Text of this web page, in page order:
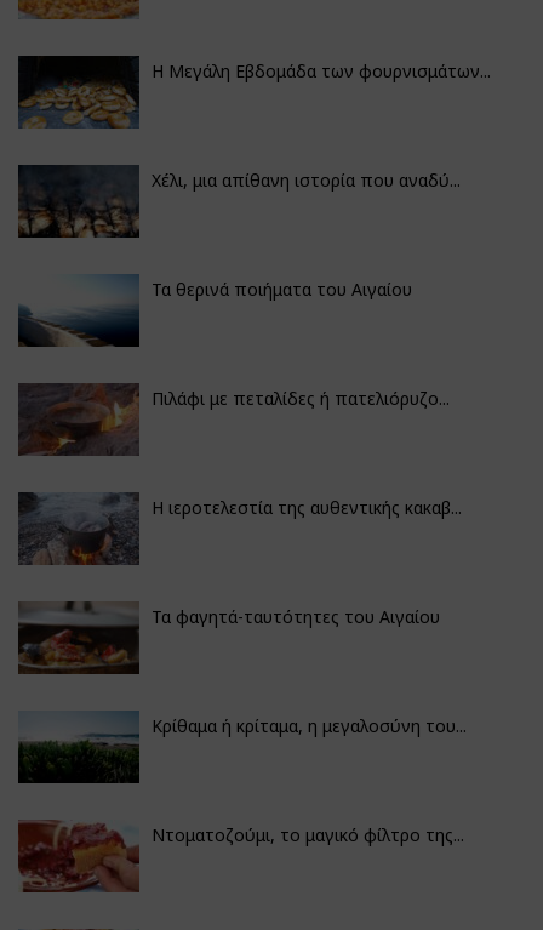
Η Μεγάλη Εβδομάδα των φουρνισμάτων...
Χέλι, μια απίθανη ιστορία που αναδύ...
Τα θερινά ποιήματα του Αιγαίου
Πιλάφι με πεταλίδες ή πατελιόρυζο...
Η ιεροτελεστία της αυθεντικής κακαβ...
Τα φαγητά-ταυτότητες του Αιγαίου
Κρίθαμα ή κρίταμα, η μεγαλοσύνη του...
Ντοματοζούμι, το μαγικό φίλτρο της...